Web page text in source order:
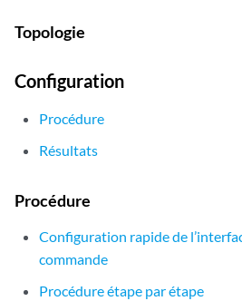
Topologie
Configuration
Procédure
Résultats
Procédure
Configuration rapide de
commande
Procédure étape par étape